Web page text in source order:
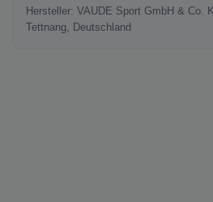
Hersteller: VAUDE Sport GmbH & Co.
Tettnang, Deutschland